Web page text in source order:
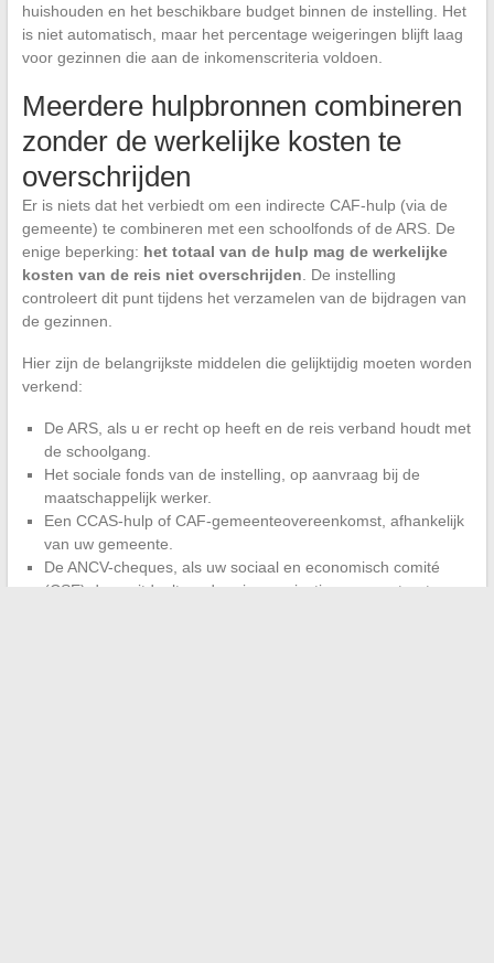
huishouden en het beschikbare budget binnen de instelling. Het
is niet automatisch, maar het percentage weigeringen blijft laag
voor gezinnen die aan de inkomenscriteria voldoen.
Meerdere hulpbronnen combineren
zonder de werkelijke kosten te
overschrijden
Er is niets dat het verbiedt om een indirecte CAF-hulp (via de
gemeente) te combineren met een schoolfonds of de ARS. De
enige beperking: het totaal van de hulp mag de werkelijke
kosten van de reis niet overschrijden . De instelling
controleert dit punt tijdens het verzamelen van de bijdragen van
de gezinnen.
Hier zijn de belangrijkste middelen die gelijktijdig moeten worden
verkend:
De ARS, als u er recht op heeft en de reis verband houdt met
de schoolgang.
Het sociale fonds van de instelling, op aanvraag bij de
maatschappelijk werker.
Een CCAS-hulp of CAF-gemeenteovereenkomst, afhankelijk
van uw gemeente.
De ANCV-cheques, als uw sociaal en economisch comité
(CSE) deze uitdeelt en de reisorganisatie ze accepteert.